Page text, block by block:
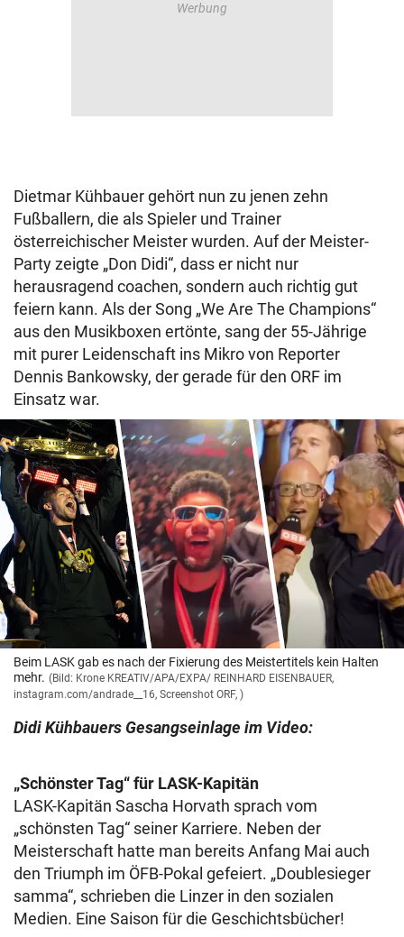
Dietmar Kühbauer gehört nun zu jenen zehn
Fußballern, die als Spieler und Trainer
österreichischer Meister wurden. Auf der Meister-
Party zeigte „Don Didi“, dass er nicht nur
herausragend coachen, sondern auch richtig gut
feiern kann. Als der Song „We Are The Champions“
aus den Musikboxen ertönte, sang der 55-Jährige
mit purer Leidenschaft ins Mikro von Reporter
Dennis Bankowsky, der gerade für den ORF im
Einsatz war.
Beim LASK gab es nach der Fixierung des Meistertitels kein Halten
mehr. (Bild: Krone KREATIV/APA/EXPA/ REINHARD EISENBAUER,
instagram.com/andrade__16, Screenshot ORF, )
Didi Kühbauers Gesangseinlage im Video:
„Schönster Tag“ für LASK-Kapitän
LASK-Kapitän Sascha Horvath sprach vom
„schönsten Tag“ seiner Karriere. Neben der
Meisterschaft hatte man bereits Anfang Mai auch
den Triumph im ÖFB-Pokal gefeiert. „Doublesieger
samma“, schrieben die Linzer in den sozialen
Medien. Eine Saison für die Geschichtsbücher!